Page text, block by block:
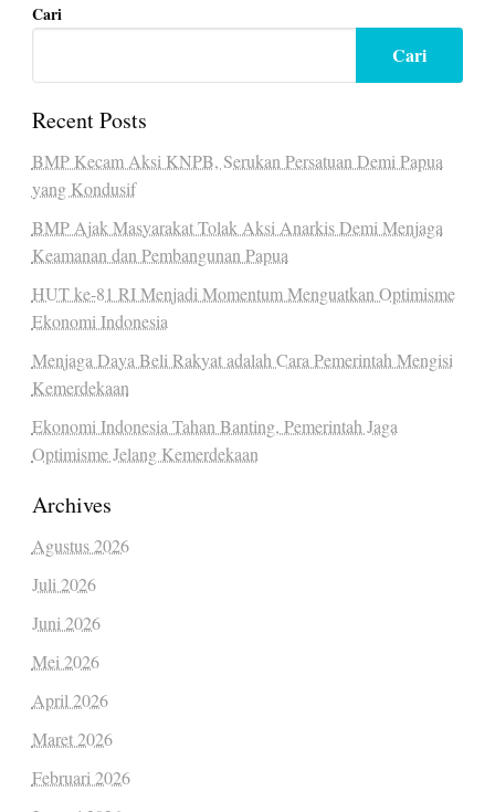
Cari
Cari
Recent Posts
BMP Kecam Aksi KNPB, Serukan Persatuan Demi Papua
yang Kondusif
BMP Ajak Masyarakat Tolak Aksi Anarkis Demi Menjaga
Keamanan dan Pembangunan Papua
HUT ke-81 RI Menjadi Momentum Menguatkan Optimisme
Ekonomi Indonesia
Menjaga Daya Beli Rakyat adalah Cara Pemerintah Mengisi
Kemerdekaan
Ekonomi Indonesia Tahan Banting, Pemerintah Jaga
Optimisme Jelang Kemerdekaan
Archives
Agustus 2026
Juli 2026
Juni 2026
Mei 2026
April 2026
Maret 2026
Februari 2026